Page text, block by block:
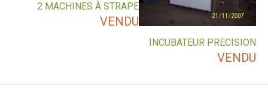
INCUBATEUR PRECISION
VENDU
2 MACHINES À STRAPE
VENDU